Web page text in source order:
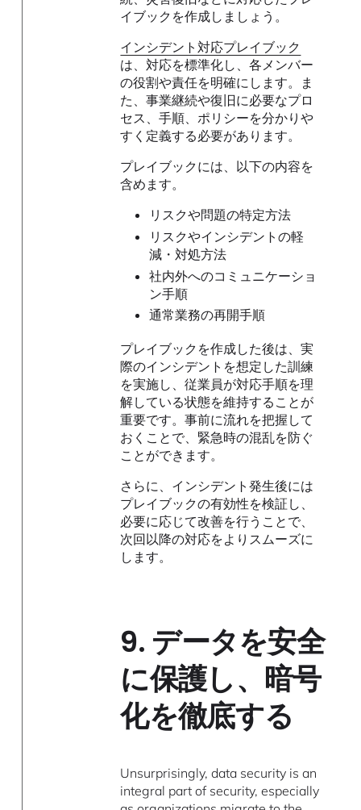
イブックを作成しましょう。
インシデント対応プレイブック
は、対応を標準化し、各メンバー
の役割や責任を明確にします。ま
た、事業継続や復旧に必要なプロ
セス、手順、ポリシーを分かりや
すく定義する必要があります。
プレイブックには、以下の内容を
含めます。
リスクや問題の特定方法
リスクやインシデントの軽
減・対処方法
社内外へのコミュニケーショ
ン手順
通常業務の再開手順
プレイブックを作成した後は、実
際のインシデントを想定した訓練
を実施し、従業員が対応手順を理
解している状態を維持することが
重要です。事前に流れを把握して
おくことで、緊急時の混乱を防ぐ
ことができます。
さらに、インシデント発生後には
プレイブックの有効性を検証し、
必要に応じて改善を行うことで、
次回以降の対応をよりスムーズに
します。
9. データを安全
に保護し、暗号
化を徹底する
Unsurprisingly, data security is an
integral part of security, especially